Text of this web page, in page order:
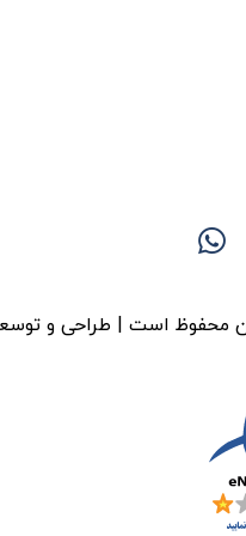
محفوظ است | طراحی و